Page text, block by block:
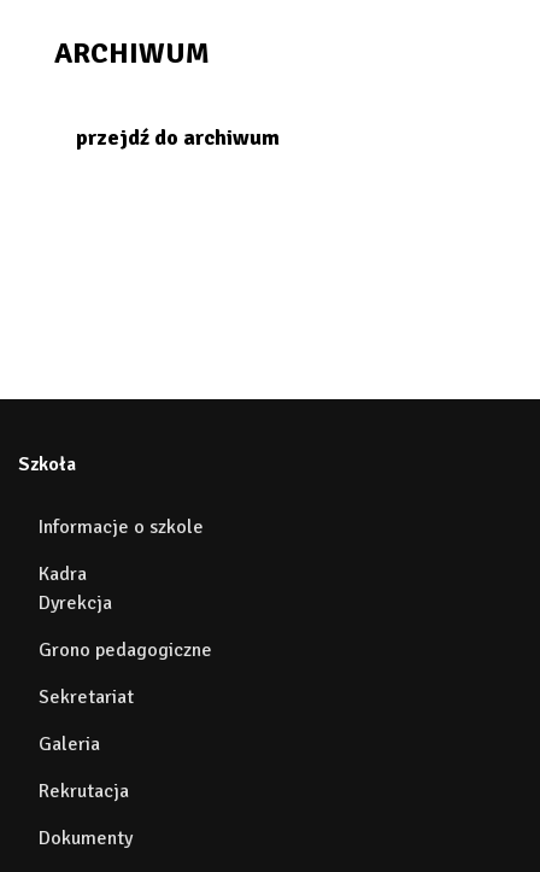
ARCHIWUM
przejdź do archiwum
Szkoła
Informacje o szkole
Kadra
Dyrekcja
Grono pedagogiczne
Sekretariat
Galeria
Rekrutacja
Dokumenty